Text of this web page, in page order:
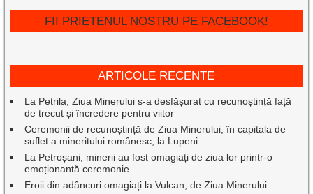
FII PRIETENUL NOSTRU PE FACEBOOK!
ARTICOLE RECENTE
La Petrila, Ziua Minerului s-a desfășurat cu recunoștință față
de trecut și încredere pentru viitor
Ceremonii de recunoștință de Ziua Minerului, în capitala de
suflet a mineritului românesc, la Lupeni
La Petroșani, minerii au fost omagiați de ziua lor printr-o
emoționantă ceremonie
Eroii din adâncuri omagiați la Vulcan, de Ziua Minerului